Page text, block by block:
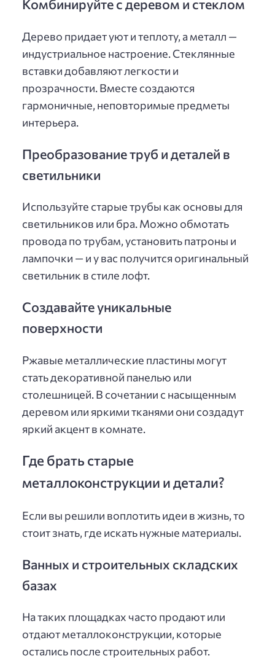
Комбинируйте с деревом и стеклом
Дерево придает уют и теплоту, а металл —
индустриальное настроение. Стеклянные
вставки добавляют легкости и
прозрачности. Вместе создаются
гармоничные, неповторимые предметы
интерьера.
Преобразование труб и деталей в
светильники
Используйте старые трубы как основы для
светильников или бра. Можно обмотать
провода по трубам, установить патроны и
лампочки — и у вас получится оригинальный
светильник в стиле лофт.
Создавайте уникальные
поверхности
Ржавые металлические пластины могут
стать декоративной панелью или
столешницей. В сочетании с насыщенным
деревом или яркими тканями они создадут
яркий акцент в комнате.
Где брать старые
металлоконструкции и детали?
Если вы решили воплотить идеи в жизнь, то
стоит знать, где искать нужные материалы.
Ванных и строительных складских
базах
На таких площадках часто продают или
отдают металлоконструкции, которые
остались после строительных работ.